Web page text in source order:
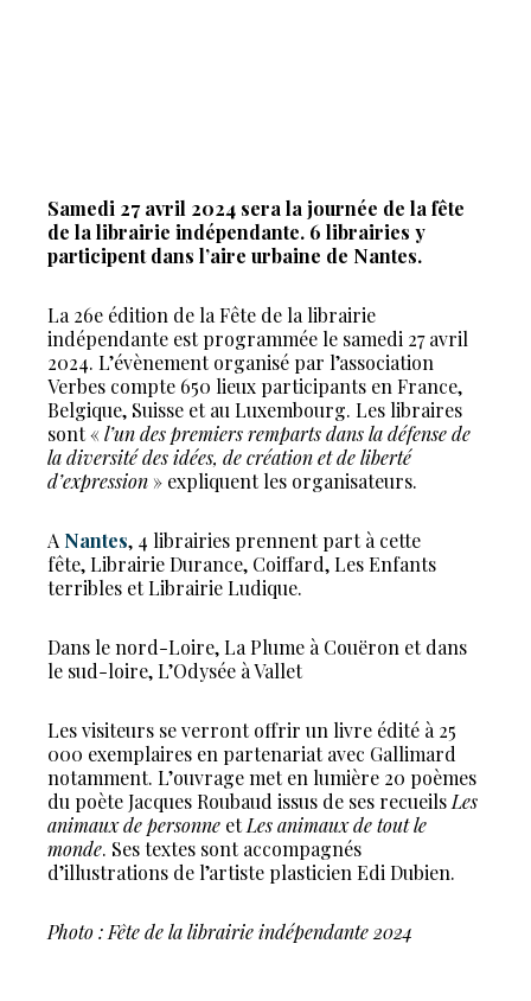
Samedi 27 avril 2024 sera la journée de la fête
de la librairie indépendante. 6 librairies y
participent dans l’aire urbaine de Nantes.
La 26e édition de la Fête de la librairie
indépendante est programmée le samedi 27 avril
2024. L’évènement organisé par l’association
Verbes compte 650 lieux participants en France,
Belgique, Suisse et au Luxembourg. Les libraires
sont «l’un des premiers remparts dans la défense de
la diversité des idées, de création et de liberté
d’expression » expliquent les organisateurs.
A Nantes, 4 librairies prennent part à cette
fête, Librairie Durance, Coiffard, Les Enfants
terribles et Librairie Ludique.
Dans le nord-Loire, La Plume à Couëron et dans
le sud-loire, L’Odysée à Vallet
Les visiteurs se verront offrir un livre édité à 25
000 exemplaires en partenariat avec Gallimard
notamment. L’ouvrage met en lumière 20 poèmes
du poète Jacques Roubaud issus de ses recueils Les
animaux de personne etLes animaux de tout le
monde. Ses textes sont accompagnés
d’illustrations de l’artiste plasticien Edi Dubien.
Photo : Fête de la librairie indépendante 2024